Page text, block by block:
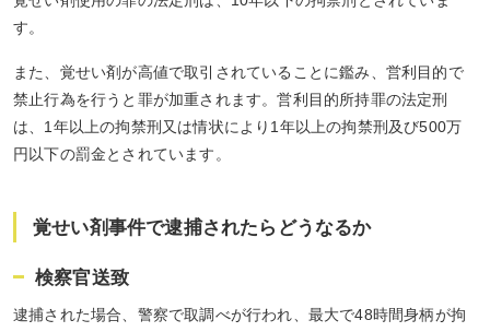
す。
また、覚せい剤が高値で取引されていることに鑑み、営利目的で
禁止行為を行うと罪が加重されます。営利目的所持罪の法定刑
は、1年以上の拘禁刑又は情状により1年以上の拘禁刑及び500万
円以下の罰金とされています。
覚せい剤事件で逮捕されたらどうなるか
検察官送致
逮捕された場合、警察で取調べが行われ、最大で48時間身柄が拘